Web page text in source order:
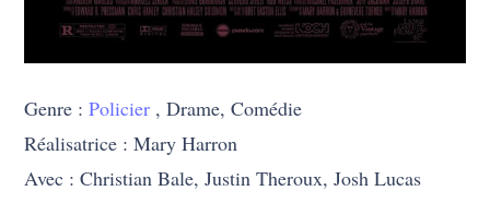
Genre :Policier , Drame, Comédie
Réalisatrice : Mary Harron
Avec : Christian Bale, Justin Theroux, Josh Lucas